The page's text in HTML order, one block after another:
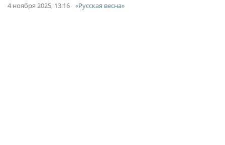
4 ноября 2025, 13:16 «Русская весна»